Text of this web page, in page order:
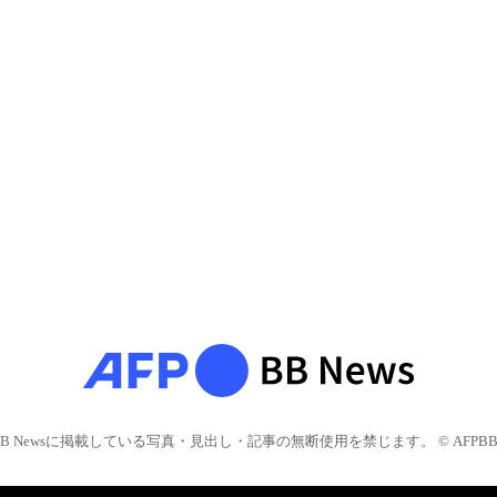
Newsに掲載している写真・見出し・記事の無断使用を禁じます。 © AFPBB